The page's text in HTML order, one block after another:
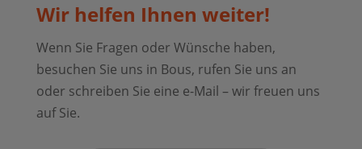
Wir helfen Ihnen weiter!
Wenn Sie Fragen oder Wünsche haben,
besuchen Sie uns in Bous, rufen Sie uns an
oder schreiben Sie eine e-Mail – wir freuen uns
auf Sie.